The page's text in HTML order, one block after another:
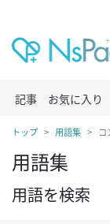
記事 お気に入り
トップ 用語集 コ
用語集
用語を検索